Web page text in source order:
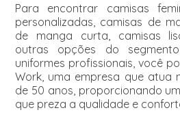
Para encontrar camisas
personalizadas, camisas de
de manga curta, camisas
outras opções do
uniformes profissionais, você
Work, uma empresa que atua
de 50 anos, proporcionando
que preza a qualidade e